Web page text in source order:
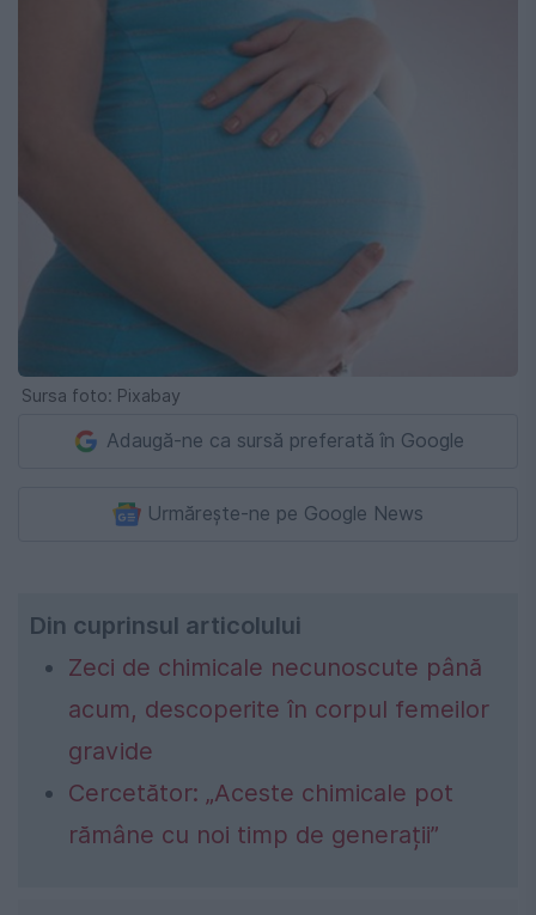
Sursa foto: Pixabay
Adaugă-ne ca sursă preferată în Google
Urmărește-ne pe Google News
Din cuprinsul articolului
Zeci de chimicale necunoscute până
acum, descoperite în corpul femeilor
gravide
Cercetător: „Aceste chimicale pot
rămâne cu noi timp de generații”